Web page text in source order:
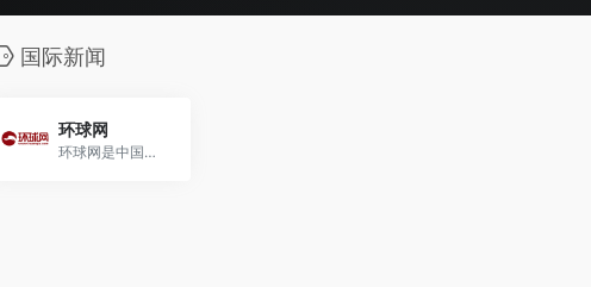
国际新闻
环球网
环球网是中国领先的国际资讯...